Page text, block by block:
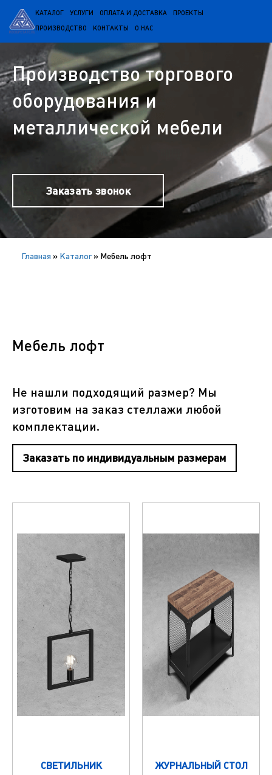
КАТАЛОГ УСЛУГИ ОПЛАТА И ДОСТАВКА ПРОЕКТЫ
ПРОИЗВОДСТВО КОНТАКТЫ О НАС
Производство торгового
оборудования и
металлической мебели
Заказать звонок
Главная » Каталог» Мебель лофт
Мебель лофт
Не нашли подходящий размер? Мы
изготовим на заказ стеллажи любой
комплектации.
Заказать по индивидуальным размерам
СВЕТИЛЬНИК
ЖУРНАЛЬНЫЙ СТОЛ